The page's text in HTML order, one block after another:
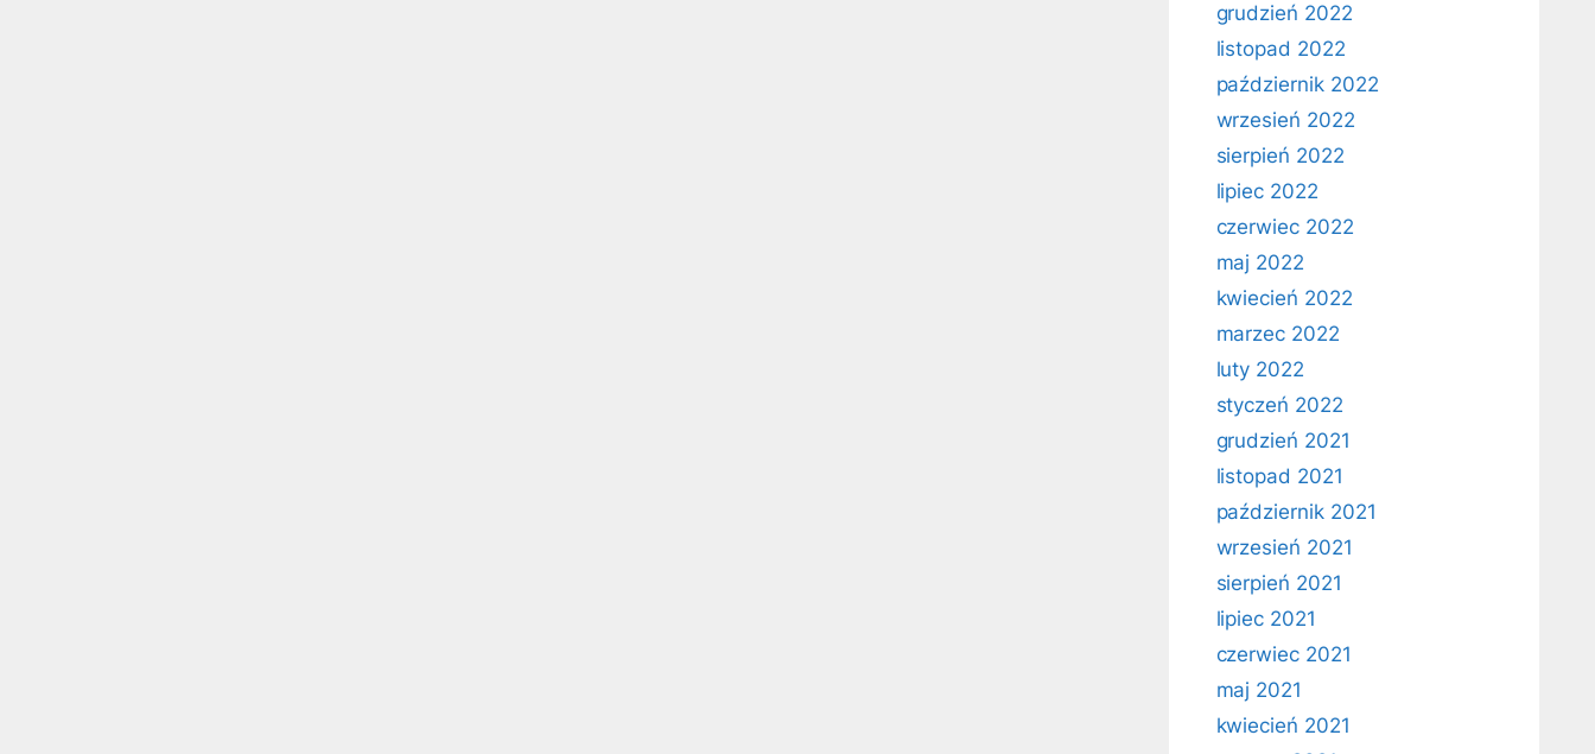
grudzień 2022
listopad 2022
październik 2022
wrzesień 2022
sierpień 2022
lipiec 2022
czerwiec 2022
maj 2022
kwiecień 2022
marzec 2022
luty 2022
styczeń 2022
grudzień 2021
listopad 2021
październik 2021
wrzesień 2021
sierpień 2021
lipiec 2021
czerwiec 2021
maj 2021
kwiecień 2021